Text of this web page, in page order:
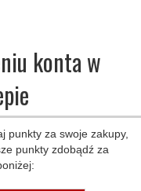
konta w
punkty za swoje zakupy,
punkty zdobądź za